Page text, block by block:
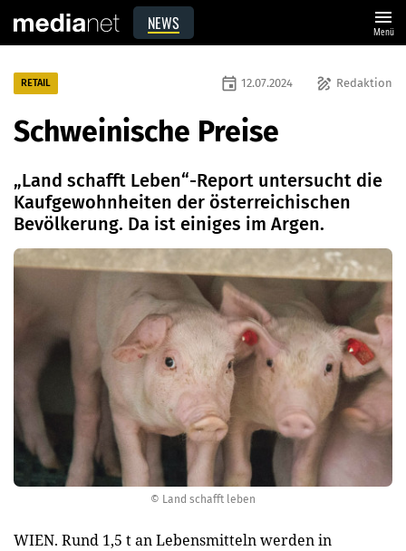
NEWS menu
Menü
© Land schafft leben
RETAIL draw Redaktion
event 12.07.2024
Schweinische Preise
„Land schafft Leben“-Report untersucht die
Kaufgewohnheiten der österreichischen
Bevölkerung. Da ist einiges im Argen.
WIEN. Rund 1,5 t an Lebensmitteln werden in